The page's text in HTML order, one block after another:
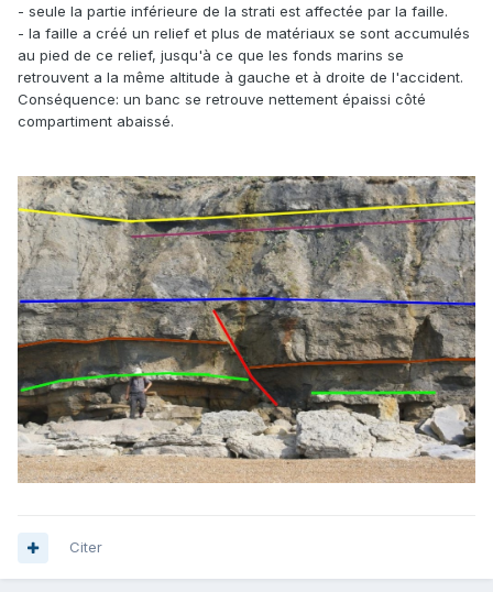
- seule la partie inférieure de la strati est affectée par la faille.
- la faille a créé un relief et plus de matériaux se sont accumulés
au pied de ce relief, jusqu'à ce que les fonds marins se
retrouvent a la même altitude à gauche et à droite de l'accident.
Conséquence: un banc se retrouve nettement épaissi côté
compartiment abaissé.
Citer